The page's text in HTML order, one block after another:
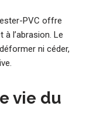
PVC offre
l’abrasion. Le
ni céder,
vie du